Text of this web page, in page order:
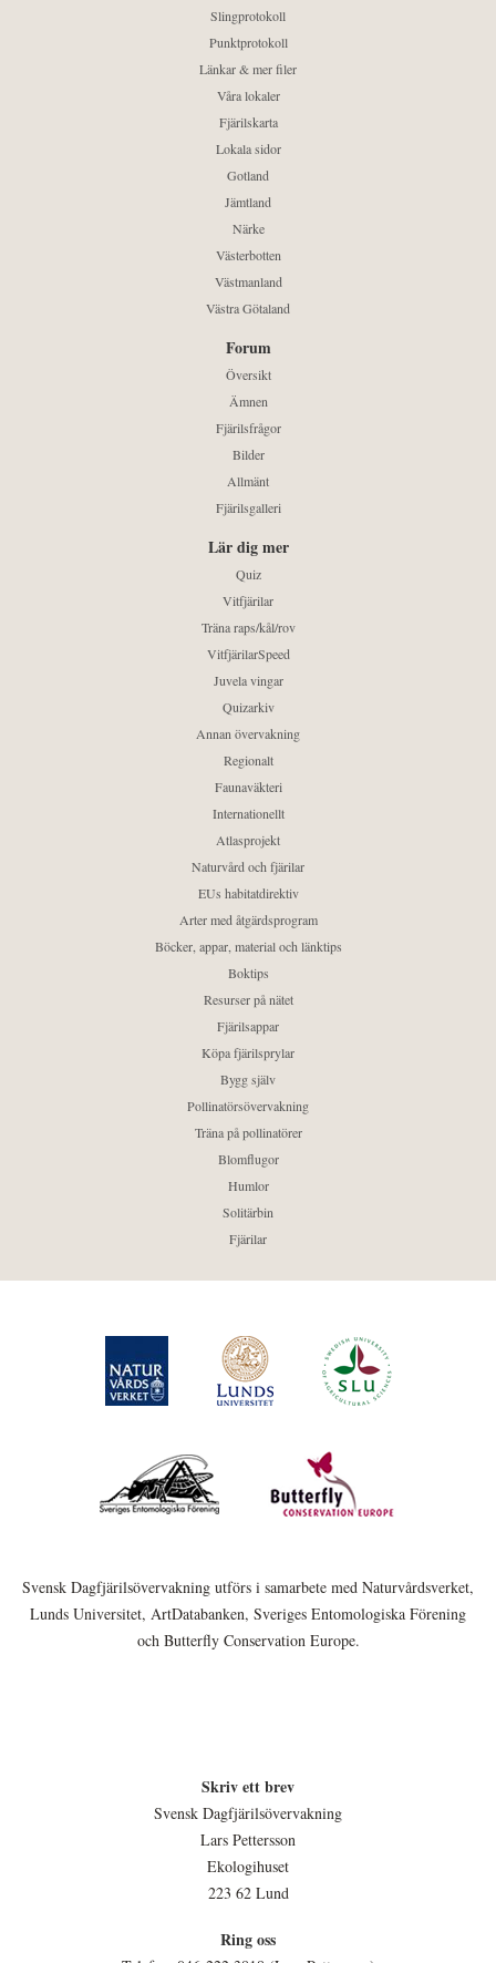
Slingprotokoll
Punktprotokoll
Länkar & mer filer
Våra lokaler
Fjärilskarta
Lokala sidor
Gotland
Jämtland
Närke
Västerbotten
Västmanland
Västra Götaland
Forum
Översikt
Ämnen
Fjärilsfrågor
Bilder
Allmänt
Fjärilsgalleri
Lär dig mer
Quiz
Vitfjärilar
Träna raps/kål/rov
VitfjärilarSpeed
Juvela vingar
Quizarkiv
Annan övervakning
Regionalt
Faunaväkteri
Internationellt
Atlasprojekt
Naturvård och fjärilar
EUs habitatdirektiv
Arter med åtgärdsprogram
Böcker, appar, material och länktips
Boktips
Resurser på nätet
Fjärilsappar
Köpa fjärilsprylar
Bygg själv
Pollinatörsövervakning
Träna på pollinatörer
Blomflugor
Humlor
Solitärbin
Fjärilar
Svensk Dagfjärilsövervakning utförs i samarbete med Naturvårdsverket,
Lunds Universitet, ArtDatabanken, Sveriges Entomologiska Förening
och Butterfly Conservation Europe.
Skriv ett brev
Svensk Dagfjärilsövervakning
Lars Pettersson
Ekologihuset
223 62 Lund
Ring oss